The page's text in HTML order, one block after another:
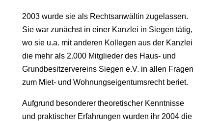
2003 wurde sie als Rechtsanwältin zugelassen.
Sie war zunächst in einer Kanzlei in Siegen tätig,
wo sie u.a. mit anderen Kollegen aus der Kanzlei
die mehr als 2.000 Mitglieder des Haus- und
Grundbesitzervereins Siegen e.V. in allen Fragen
zum Miet- und Wohnungseigentumsrecht beriet.
Aufgrund besonderer theoretischer Kenntnisse
und praktischer Erfahrungen wurden ihr 2004 die